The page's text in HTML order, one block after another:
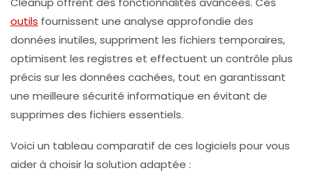
outils fournissent une analyse approfondie des
données inutiles, suppriment les fichiers temporaires,
optimisent les registres et effectuent un contrôle plus
précis sur les données cachées, tout en garantissant
une meilleure sécurité informatique en évitant de
supprimes des fichiers essentiels.
Voici un tableau comparatif de ces logiciels pour vous
aider à choisir la solution adaptée :